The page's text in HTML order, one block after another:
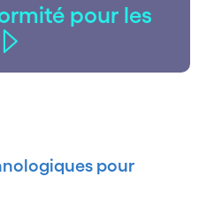
pour les
pour